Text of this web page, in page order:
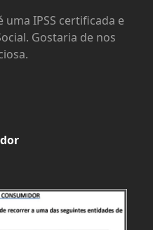
uma IPSS certificada e
Gostaria de nos